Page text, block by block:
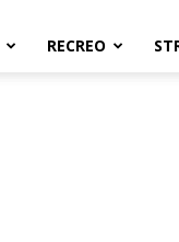
RECREO